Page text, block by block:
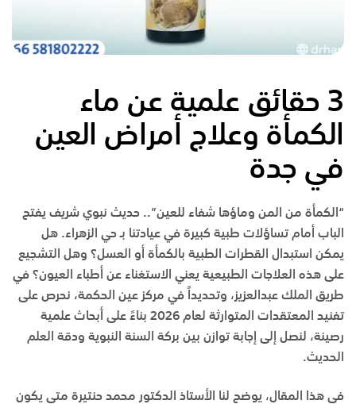
3 حقائق علمية عن ماء
الكمأة وعلاج أمراض العين
في جدة
“الكمأة من المن وماؤها شفاء للعين”.. حديث نبوي شريف يفتح
الباب أمام تساؤلات طبية كبيرة في عيادتنا بـحي الزهراء. هل
يمكن استبدال القطرات الطبية بالكمأة أو العسل؟ وهل التشجيع
على هذه العلاجات الطبيعية يعني الاستغناء عن أطباء العيون؟ في
طريق الملك عبدالعزيز، وتحديداً في مركز عين الحكمة، نحرص على
تفنيد المعتقدات المتوارثة لعام 2026 بناءً على أبحاث علمية
رصينة، لنصل إلى إجابة توازن بين بركة السنة النبوية ودقة العلم
الحديث.
في هذا المقال، يوضح لنا الأستاذ الدكتور محمد حنتيرة متى يكون